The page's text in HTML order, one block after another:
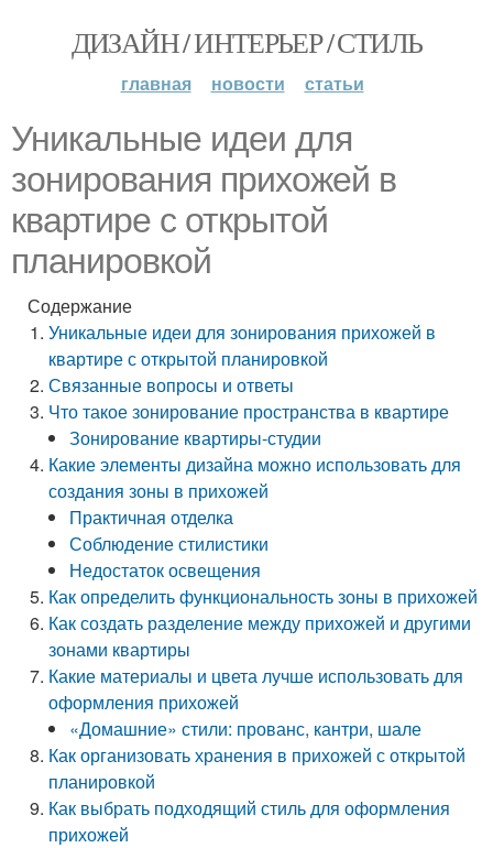
ДИЗАЙН / ИНТЕРЬЕР / СТИЛЬ
главная новости статьи
Уникальные идеи для
зонирования прихожей в
квартире с открытой
планировкой
Содержание
Уникальные идеи для зонирования прихожей в
квартире с открытой планировкой
Связанные вопросы и ответы
Что такое зонирование пространства в квартире
Зонирование квартиры-студии
Какие элементы дизайна можно использовать для
создания зоны в прихожей
Практичная отделка
Соблюдение стилистики
Недостаток освещения
Как определить функциональность зоны в прихожей
Как создать разделение между прихожей и другими
зонами квартиры
Какие материалы и цвета лучше использовать для
оформления прихожей
«Домашние» стили: прованс, кантри, шале
Как организовать хранения в прихожей с открытой
планировкой
Как выбрать подходящий стиль для оформления
прихожей